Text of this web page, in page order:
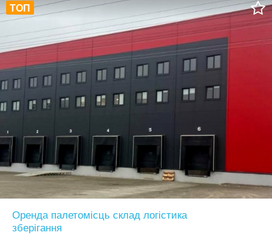
ТОП
Оренда палетомісць склад логістика
зберігання